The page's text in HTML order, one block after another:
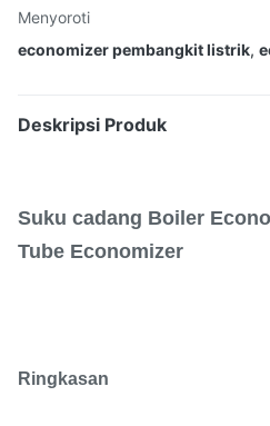
Menyoroti
economizer pembangkit listrik,
Deskripsi Produk
Suku cadang Boiler
Tube Economizer
Ringkasan